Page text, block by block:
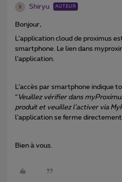
S Shiryu AUTEUR
Bonjour,
L’application cloud de proximus
smartphone. Le lien dans
l’application.
L’accès par smartphone indique
“ Veuillez vérifier dans
produit et veuillez l’activer via
l’application se ferme
Bien à vous.